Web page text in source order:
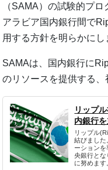
（SAMA）の試験的プ
アラビア国内銀行間で
用する方針を明らかにし
SAMAは、国内銀行に
のリソースを提供する、
リップ
内銀行
リップル
結びました
ーション
央銀行とな
に努めます